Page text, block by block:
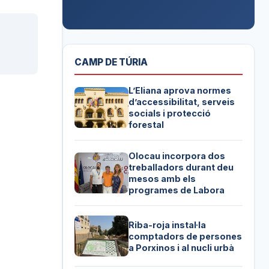
CAMP DE TÚRIA
L’Eliana aprova normes
d’accessibilitat, serveis
socials i protecció
forestal
Olocau incorpora dos
treballadors durant deu
mesos amb els
programes de Labora
Riba-roja instal·la
comptadors de persones
a Porxinos i al nucli urbà